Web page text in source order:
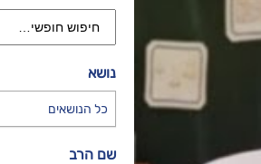
נושא
כל הנושאים
שם הרב